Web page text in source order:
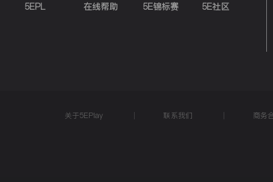
5EPL 在线帮助 5E锦标赛 5E社区
关于5EPlay 联系我们 商务